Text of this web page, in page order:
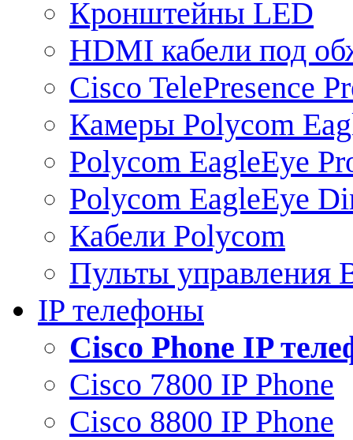
Кронштейны LED
HDMI кабели под
Cisco TelePresence
Камеры Polycom
Polycom EagleEye
Polycom EagleEye
Кабели Polycom
Пульты управления
IP телефоны
Сisco Phone IP
Cisco 7800 IP Phone
Cisco 8800 IP Phone